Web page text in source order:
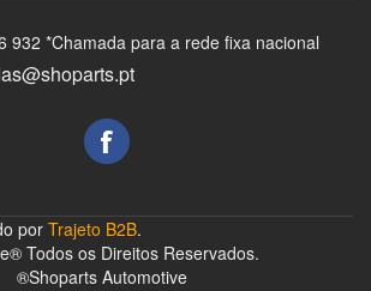
932 *Chamada para a rede fixa nacional
por Trajeto B2B.
Todos os Direitos Reservados.
®Shoparts Automotive